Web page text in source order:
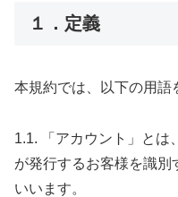
１．定義
本規約では、以下の用語
1.1. 「アカウント」とは
が発行するお客様を識別
いいます。